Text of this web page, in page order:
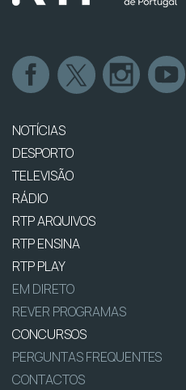
NOTÍCIAS
DESPORTO
TELEVISÃO
RÁDIO
RTP ARQUIVOS
RTP ENSINA
RTP PLAY
EM DIRETO
REVER PROGRAMAS
CONCURSOS
PERGUNTAS FREQUENTES
CONTACTOS